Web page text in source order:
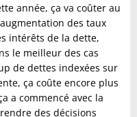
année, ça va coûter au
des taux
intérêts de la dette,
le meilleur des cas
de dettes indexées sur
ça coûte encore plus
a commencé avec la
des décisions